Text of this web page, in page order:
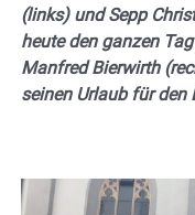
(links) und Sepp
heute den ganzen
Manfred Bierwirth
seinen Urlaub für den